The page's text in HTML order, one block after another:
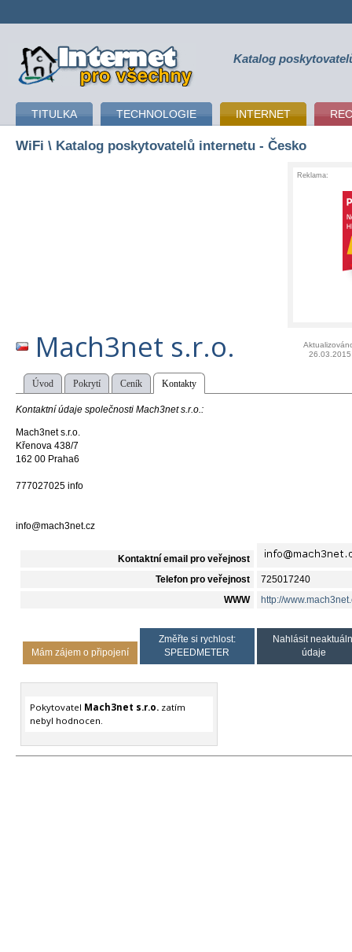
připojení k internetu Katalog
TITULKA TECHNOLOGIE INTERNET
WiFi \ Katalog poskytovatelů internetu - Česko
Reklama:
Mach3net s.r.o.
26.03.2015
Úvod Pokrytí Ceník Kontakty
Kontaktní údaje společnosti Mach3net s.r.o.:
Mach3net s.r.o.
Křenova 438/7
162 00 Praha6
777027025 info
info@mach3net.cz
Kontaktní email pro veřejnost
Telefon pro veřejnost 725017240
WWW http://
Mám zájem o připojení
Změřte si rychlost:
SPEEDMETER
Nahlásit
údaje
Pokytovatel Mach3net s.r.o.zatím
nebyl hodnocen.